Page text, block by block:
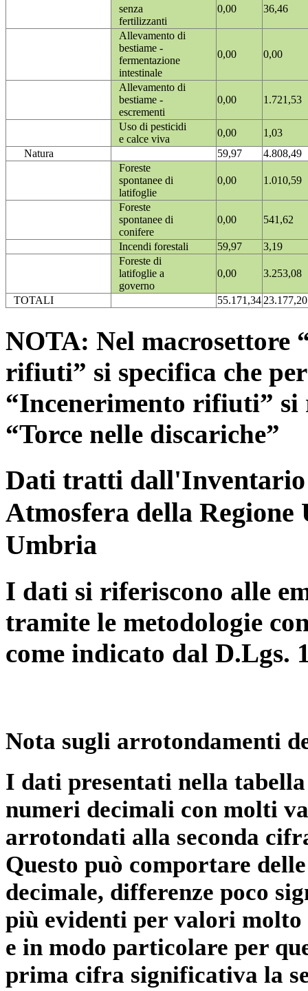
senza
fertilizzanti
0,00 36,46
Allevamento di
bestiame -
fermentazione
intestinale
0,00 0,00
Allevamento di
bestiame -
escrementi
0,00 1.721,53
Uso di pesticidi
e calce viva
0,00
1,03
Natura
59,97
4.808,49
Foreste
spontanee di
latifoglie
0,00 1.010,59
Foreste
spontanee di
conifere
0,00 541,62
Incendi forestali 59,97
3,19
Foreste di
latifoglie a
governo
0,00 3.253,08
TOTALI 55.171,3423.177,20
NOTA: Nel macrosettore
rifiuti” si specifica che
“Incenerimento rifiuti”
“Torce nelle discariche”
Dati tratti dall'Inventario
Atmosfera della
Umbria
I dati si riferiscono alle
tramite le metodologie
come indicato dal D.Lgs.
Nota sugli arrotondamenti
I dati presentati nella
numeri decimali con molti
arrotondati alla seconda
Questo può comportare
decimale, differenze poco
più evidenti per valori
e in modo particolare per
prima cifra significativa la